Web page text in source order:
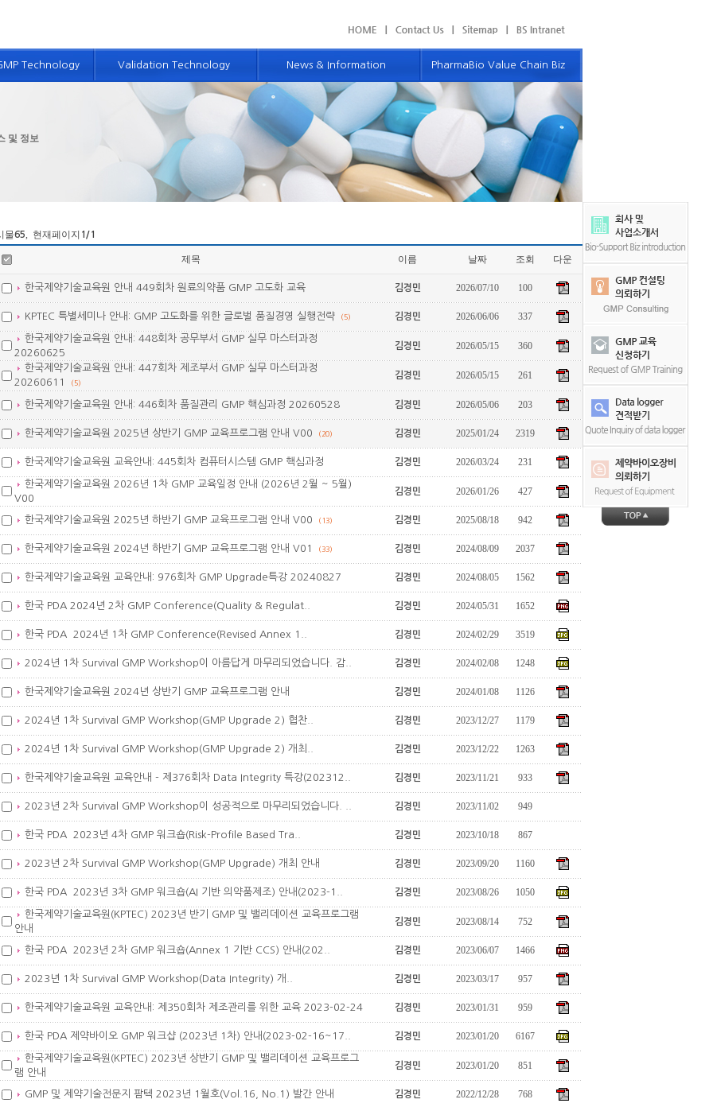
및 정보
Technology Validation Technology
밸리데이션 기술 소개
개념설계 기술
적격성평가 및 밸리데이션 기술
컴퓨터시스템 밸리데이션 기술
News & Information
GMP 뉴스 및 정보
BS 뉴스 및 소식
Advanced GMP Communication
PharmaBio Value Chain Biz
밸류체인 사업소개
우리의 파트너
제품 및 서비스
컴퓨터화시스템
자료 및 견적 의뢰하기
이벤트 및 공지사항
물65, 현재페이지 1 /1
제목 이름 날짜 조회 다운
한국제약기술교육원 안내 449회차 원료의약품 GMP 고도화 교육 김경민 2026/07/10 100
KPTEC 특별세미나 안내: GMP 고도화를 위한 글로벌 품질경영 실행전략 (5) 김경민 2026/06/06 337
한국제약기술교육원 안내: 448회차 공무부서 GMP 실무 마스터과정
20260625
김경민 2026/05/15 360
한국제약기술교육원 안내: 447회차 제조부서 GMP 실무 마스터과정
20260611
(5)
김경민 2026/05/15 261
한국제약기술교육원 안내: 446회차 품질관리 GMP 핵심과정 20260528 김경민 2026/05/06 203
한국제약기술교육원 2025년 상반기 GMP 교육프로그램 안내 V00 (20) 김경민 2025/01/24 2319
한국제약기술교육원 교육안내: 445회차 컴퓨터시스템 GMP 핵심과정 김경민 2026/03/24 231
한국제약기술교육원 2026년 1차 GMP 교육일정 안내 (2026년 2월 ~ 5월)
V00
김경민 2026/01/26 427
한국제약기술교육원 2025년 하반기 GMP 교육프로그램 안내 V00 (13) 김경민 2025/08/18 942
한국제약기술교육원 2024년 하반기 GMP 교육프로그램 안내 V01 (33) 김경민 2024/08/09 2037
한국제약기술교육원 교육안내: 976회차 GMP Upgrade특강 20240827 김경민 2024/08/05 1562
한국 PDA 2024년 2차 GMP Conference(Quality & Regulat.. 김경민 2024/05/31 1652
한국 PDA 2024년 1차 GMP Conference(Revised Annex 1.. 김경민 2024/02/29 3519
2024년 1차 Survival GMP Workshop이 아름답게 마무리되었습니다. 감.. 김경민 2024/02/08 1248
한국제약기술교육원 2024년 상반기 GMP 교육프로그램 안내 김경민 2024/01/08 1126
2024년 1차 Survival GMP Workshop(GMP Upgrade 2) 협찬.. 김경민 2023/12/27 1179
2024년 1차 Survival GMP Workshop(GMP Upgrade 2) 개최.. 김경민 2023/12/22 1263
한국제약기술교육원 교육안내 - 제376회차 Data Integrity 특강(202312.. 김경민 2023/11/21 933
2023년 2차 Survival GMP Workshop이 성공적으로 마무리되었습니다. .. 김경민 2023/11/02 949
한국 PDA 2023년 4차 GMP 워크숍(Risk-Profile Based Tra.. 김경민 2023/10/18 867
2023년 2차 Survival GMP Workshop(GMP Upgrade) 개최 안내 김경민 2023/09/20 1160
한국 PDA 2023년 3차 GMP 워크숍(AI 기반 의약품제조) 안내(2023-1.. 김경민 2023/08/26 1050
한국제약기술교육원(KPTEC) 2023년 반기 GMP 및 밸리데이션 교육프로그램
안내
김경민 2023/08/14 752
한국 PDA 2023년 2차 GMP 워크숍(Annex 1 기반 CCS) 안내(202.. 김경민 2023/06/07 1466
2023년 1차 Survival GMP Workshop(Data Integrity) 개.. 김경민 2023/03/17 957
한국제약기술교육원 교육안내: 제350회차 제조관리를 위한 교육 2023-02-24 김경민 2023/01/31 959
한국 PDA 제약바이오 GMP 워크샵 (2023년 1차) 안내(2023-02-16~17.. 김경민 2023/01/20 6167
한국제약기술교육원(KPTEC) 2023년 상반기 GMP 및 밸리데이션 교육프로그
램 안내
김경민 2023/01/20 851
GMP 및 제약기술전문지 팜텍 2023년 1월호(Vol.16, No.1) 발간 안내 김경민 2022/12/28 768